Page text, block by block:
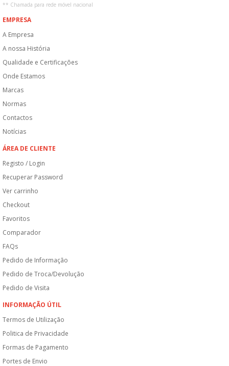
** Chamada para rede móvel nacional
EMPRESA
A Empresa
A nossa História
Qualidade e Certificações
Onde Estamos
Marcas
Normas
Contactos
Notícias
ÁREA DE CLIENTE
Registo / Login
Recuperar Password
Ver carrinho
Checkout
Favoritos
Comparador
FAQs
Pedido de Informação
Pedido de Troca/Devolução
Pedido de Visita
INFORMAÇÃO ÚTIL
Termos de Utilização
Politica de Privacidade
Formas de Pagamento
Portes de Envio